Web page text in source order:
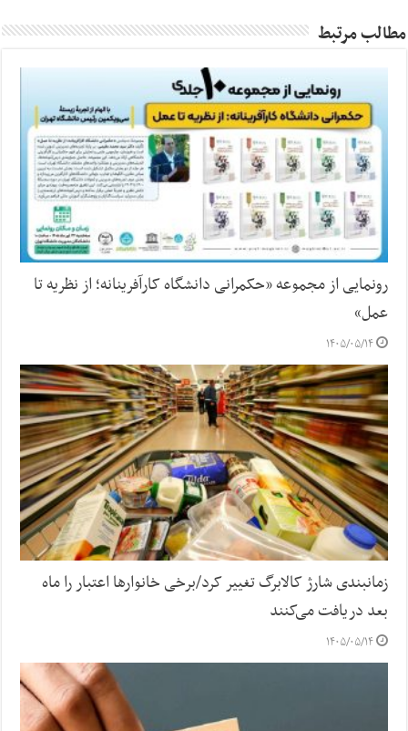
مطالب مرتبط
رونمایی از مجموعه «حکمرانی دانشگاه کارآفرینانه؛ از نظریه تا
عمل»
۱۴۰۵/۰۵/۱۴
زمانبندی شارژ کالابرگ تغییر کرد/برخی خانوارها اعتبار را ماه
بعد دریافت می‌کنند
۱۴۰۵/۰۵/۱۴